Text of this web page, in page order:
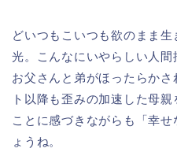
どいつもこいつも欲のまま
光。こんなにいやらしい人間
お父さんと弟がほったらか
ト以降も歪みの加速した母
ことに感づきながらも「幸
ょうね。